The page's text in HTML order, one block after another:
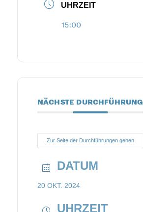
UHRZEIT
15:00
NÄCHSTE DURCHFÜHRUNG
Zur Seite der Durchführungen gehen
DATUM
20 OKT. 2024
UHRZEIT